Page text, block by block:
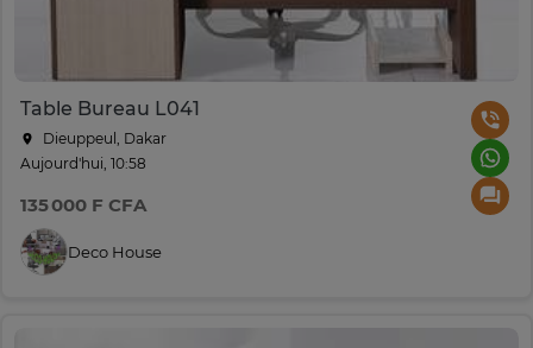
Table Bureau L041
Dieuppeul, Dakar
Aujourd'hui, 10:58
135 000 F CFA
Deco House